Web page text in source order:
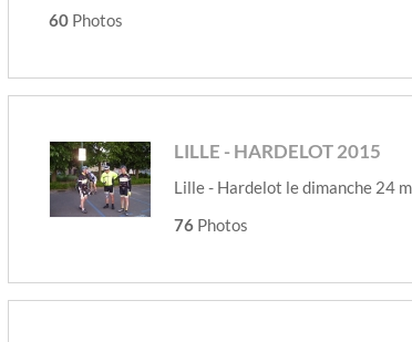
60 Photos
LILLE - HARDELOT 2015
Lille - Hardelot le dimanche 24
76 Photos